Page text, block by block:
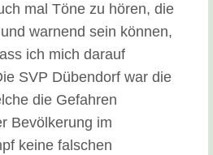
mal Töne zu hören, die
warnend sein können,
ich mich darauf
SVP Dübendorf war die
die Gefahren
Bevölkerung im
keine falschen